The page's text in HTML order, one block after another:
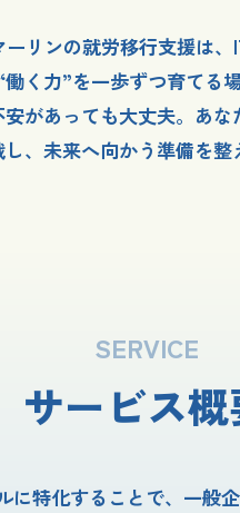
ーリンの就労移行支援は
働く力”を一歩ずつ育てる場
安があっても大丈夫。あな
、未来へ向かう準備を整
SERVICE
サービス概
に特化することで、一般